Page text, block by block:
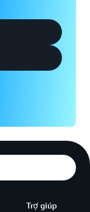
Trợ giúp